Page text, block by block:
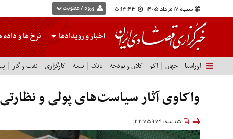
شنبه 17 مرداد 1405 5:14:44 ورود / عضویت
اخبار و رویدادها نرخ هاو داده
اوراسیا جهان اکو کلان و بودجه بانک بیمه کارگزاری نفت و گاز
واکاوی آثار سیاست‌های پولی و
شناسه: 3375979